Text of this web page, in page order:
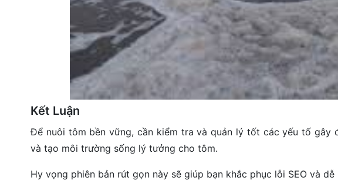
Kết Luận
Để nuôi tôm bền vững, cần kiểm tra và quản lý tốt các yếu tố
và tạo môi trường sống lý tưởng cho tôm.
Hy vọng phiên bản rút gọn này sẽ giúp bạn khắc phục lỗi SEO và